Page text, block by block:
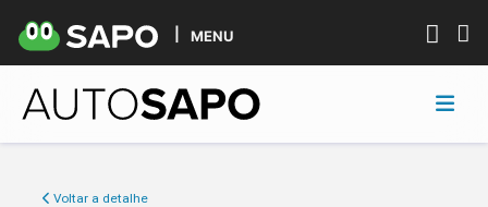
MENU
Voltar a detalhe